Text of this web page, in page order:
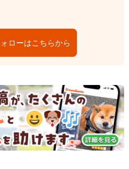
ローはこちらから